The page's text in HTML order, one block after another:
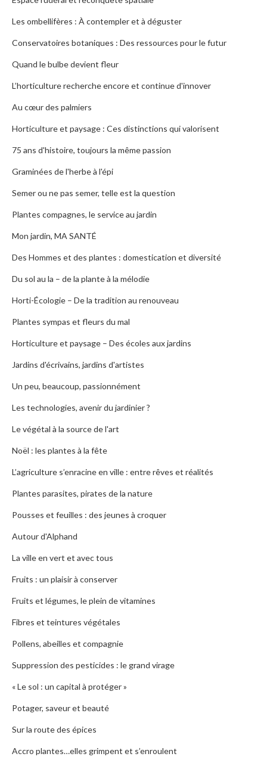
Les ombellifères : À contempler et à déguster
Conservatoires botaniques : Des ressources pour le futur
Quand le bulbe devient fleur
L’horticulture recherche encore et continue d'innover
Au cœur des palmiers
Horticulture et paysage : Ces distinctions qui valorisent
75 ans d'histoire, toujours la même passion
Graminées de l'herbe à l'épi
Semer ou ne pas semer, telle est la question
Plantes compagnes, le service au jardin
Mon jardin, MA SANTÉ
Des Hommes et des plantes : domestication et diversité
Du sol au la – de la plante à la mélodie
Horti-Écologie – De la tradition au renouveau
Plantes sympas et fleurs du mal
Horticulture et paysage – Des écoles aux jardins
Jardins d'écrivains, jardins d'artistes
Un peu, beaucoup, passionnément
Les technologies, avenir du jardinier ?
Le végétal à la source de l'art
Noël : les plantes à la fête
L’agriculture s’enracine en ville : entre rêves et réalités
Plantes parasites, pirates de la nature
Pousses et feuilles : des jeunes à croquer
Autour d'Alphand
La ville en vert et avec tous
Fruits : un plaisir à conserver
Fruits et légumes, le plein de vitamines
Fibres et teintures végétales
Pollens, abeilles et compagnie
Suppression des pesticides : le grand virage
« Le sol : un capital à protéger »
Potager, saveur et beauté
Sur la route des épices
Accro plantes…elles grimpent et s’enroulent